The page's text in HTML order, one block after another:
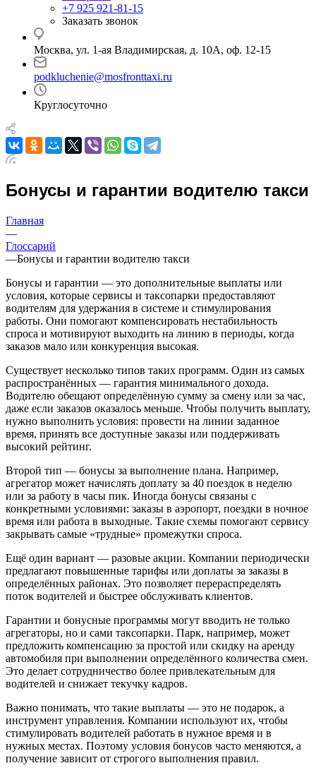
+7 925 921-81-15
Заказать звонок
Москва, ул. 1-ая Владимирская, д. 10А, оф. 12-15
podkluchenie@mosfronttaxi.ru
Круглосуточно
Бонусы и гарантии водителю такси
Главная
—
Глоссарий
—Бонусы и гарантии водителю такси
Бонусы и гарантии — это дополнительные выплаты или
условия, которые сервисы и таксопарки предоставляют
водителям для удержания в системе и стимулирования
работы. Они помогают компенсировать нестабильность
спроса и мотивируют выходить на линию в периоды, когда
заказов мало или конкуренция высокая.
Существует несколько типов таких программ. Один из самых
распространённых — гарантия минимального дохода.
Водителю обещают определённую сумму за смену или за час,
даже если заказов оказалось меньше. Чтобы получить выплату,
нужно выполнить условия: провести на линии заданное
время, принять все доступные заказы или поддерживать
высокий рейтинг.
Второй тип — бонусы за выполнение плана. Например,
агрегатор может начислять доплату за 40 поездок в неделю
или за работу в часы пик. Иногда бонусы связаны с
конкретными условиями: заказы в аэропорт, поездки в ночное
время или работа в выходные. Такие схемы помогают сервису
закрывать самые «трудные» промежутки спроса.
Ещё один вариант — разовые акции. Компании периодически
предлагают повышенные тарифы или доплаты за заказы в
определённых районах. Это позволяет перераспределять
поток водителей и быстрее обслуживать клиентов.
Гарантии и бонусные программы могут вводить не только
агрегаторы, но и сами таксопарки. Парк, например, может
предложить компенсацию за простой или скидку на аренду
автомобиля при выполнении определённого количества смен.
Это делает сотрудничество более привлекательным для
водителей и снижает текучку кадров.
Важно понимать, что такие выплаты — это не подарок, а
инструмент управления. Компании используют их, чтобы
стимулировать водителей работать в нужное время и в
нужных местах. Поэтому условия бонусов часто меняются, а
получение зависит от строгого выполнения правил.